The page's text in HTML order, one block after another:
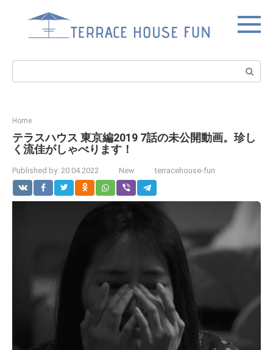
Search:
Home
テラスハウス 東京編2019 7話の未公開動画。珍し
く流佳がしゃべります！
Published by: 20.04.2022 New terracehouse-fun